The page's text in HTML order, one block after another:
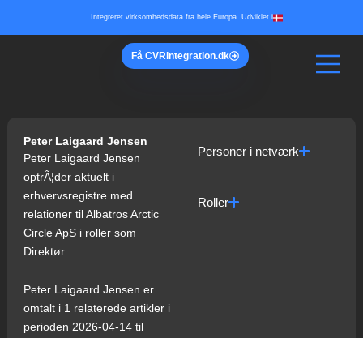
Integreret virksomhedsdata fra hele Europa. Udviklet i
Få CVRintegration.dk
Peter Laigaard Jensen
Peter Laigaard Jensen
optrÃ¦der aktuelt i
erhvervsregistre med
relationer til Albatros Arctic
Circle ApS i roller som
Direktør.
Peter Laigaard Jensen er
omtalt i 1 relaterede artikler i
perioden 2026-04-14 til
Personer i netværk
Roller